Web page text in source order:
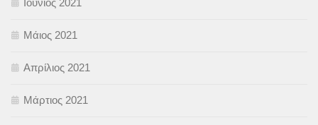
Ιούνιος 2021
Μάιος 2021
Απρίλιος 2021
Μάρτιος 2021